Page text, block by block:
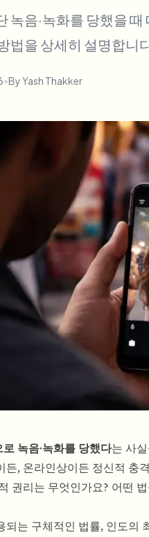
녹음·녹화를 당했을
법을 상세히 설명합니
•ByYash Thakker
녹음·녹화를 당했다는 사
든, 온라인상이든 정신적 충
권리는 무엇인가요? 어떤
되는 구체적인 법률, 인도의